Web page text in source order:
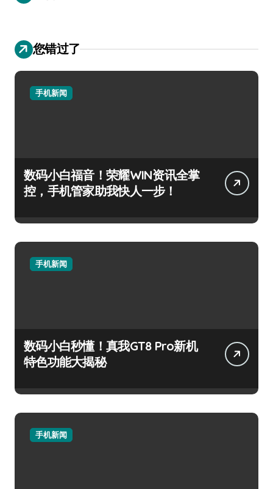
您错过了
手机新闻
数码小白福音！荣耀WIN资讯全掌
控，手机管家助我快人一步！
手机新闻
数码小白秒懂！真我GT8 Pro新机
特色功能大揭秘
手机新闻